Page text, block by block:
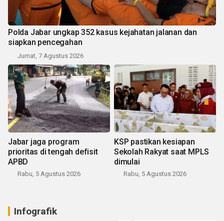
Polda Jabar ungkap 352 kasus kejahatan jalanan dan
siapkan pencegahan
Jumat, 7 Agustus 2026
Jabar jaga program
prioritas di tengah defisit
APBD
Rabu, 5 Agustus 2026
KSP pastikan kesiapan
Sekolah Rakyat saat MPLS
dimulai
Rabu, 5 Agustus 2026
Infografik